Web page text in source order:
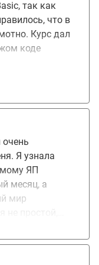
и не ставил. В
все пройти.
легкое
проектах
так как
что в
Курс дал
коде
очень
Я узнала
ЯП
месяц, а
мир
много
инфы изучить